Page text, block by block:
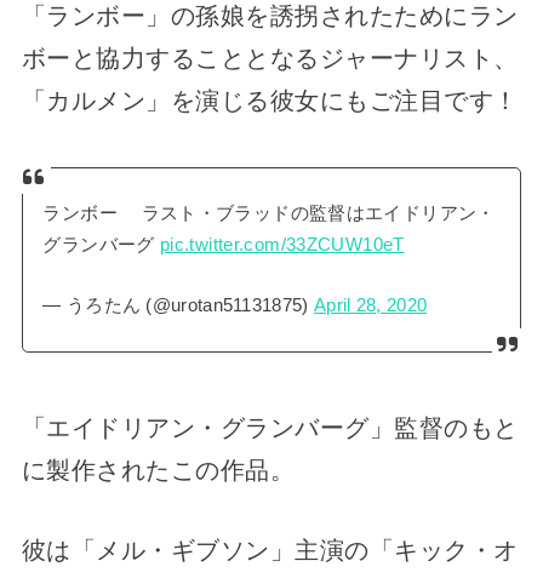
「ランボー」の孫娘を誘拐されたためにラン
ボーと協力することとなるジャーナリスト、
「カルメン」を演じる彼女にもご注目です！
ランボー ラスト・ブラッドの監督はエイドリアン・
グランバーグ pic.twitter.com/33ZCUW10eT
— うろたん (@urotan51131875) April 28, 2020
「エイドリアン・グランバーグ」監督のもと
に製作されたこの作品。
彼は「メル・ギブソン」主演の「キック・オ